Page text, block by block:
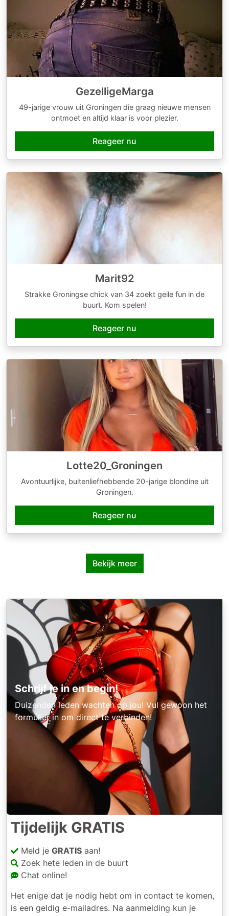
GezelligeMarga
49-jarige vrouw uit Groningen die graag nieuwe mensen
ontmoet en altijd klaar is voor plezier.
Reageer nu
Marit92
Strakke Groningse chick van 34 zoekt geile fun in de
buurt. Kom spelen!
Reageer nu
Lotte20_Groningen
Avontuurlijke, buitenliefhebbende 20-jarige blondine uit
Groningen.
Reageer nu
Bekijk meer
Schrijf je in en begin!
Duizenden leden wachten op jou! Vul gewoon het
formulier in om direct te verbinden!
Tijdelijk GRATIS
Meld je GRATIS aan!
Zoek hete leden in de buurt
Chat online!
Het enige dat je nodig hebt om in contact te komen,
is een geldig e-mailadres. Na aanmelding kun je